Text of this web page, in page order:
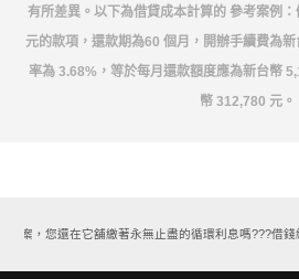
有所差異。以下為借貸成本計算的 參考案例
元的款項，還款期為60 個月，開辦手續費為
率為 3.68%，等於每月還款額度應為新台幣
幣 312,780 元。
方案，您還在它舖繳著永無止盡的循環利息嗎???借